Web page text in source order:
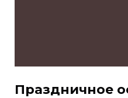
Праздничное